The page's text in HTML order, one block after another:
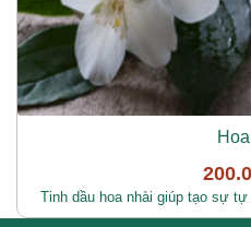
Tinh dầu hoa nhài giúp tạo sự